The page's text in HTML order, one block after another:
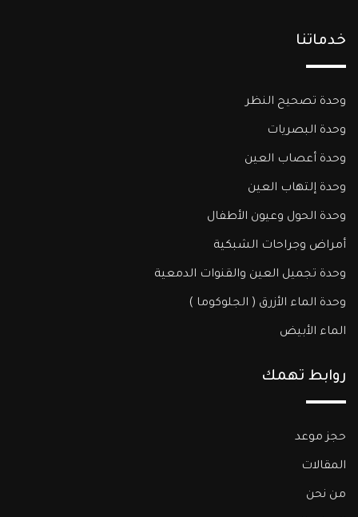
خدماتنا
وحدة تصحيح النظر
وحدة البصريات
وحدة أعصاب العين
وحدة إلتهاب العين
وحدة الحول وعيون الأطفال
أمراض وجراحات الشبكية
وحدة تجميل العين والقنوات الدمعية
وحدة الماء الأزرق ( الجلوكوما )​
الماء الأبيض
روابط تهمك
حجز موعد
المقالات
من نحن